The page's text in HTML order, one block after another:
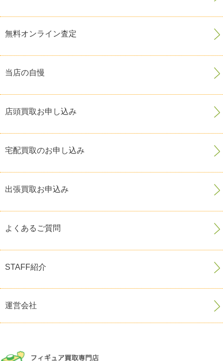
無料オンライン査定
当店の自慢
店頭買取お申し込み
宅配買取のお申し込み
出張買取お申込み
よくあるご質問
STAFF紹介
運営会社